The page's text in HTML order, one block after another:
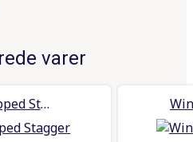
varer
FX 3 Equipped Stagger